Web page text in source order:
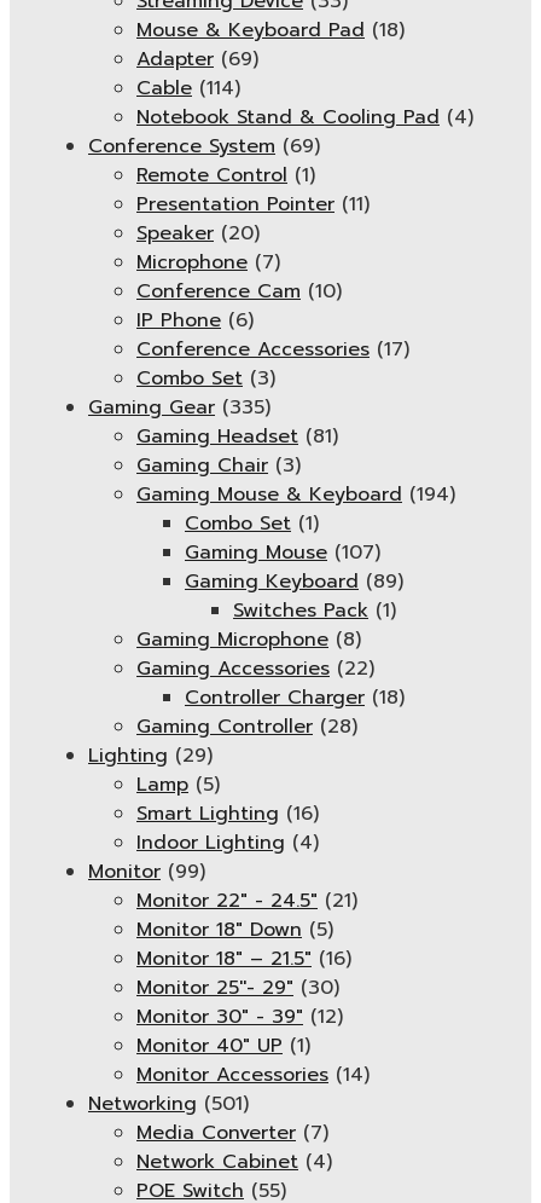
Mouse & Keyboard Pad (18)
Adapter (69)
Cable (114)
Notebook Stand & Cooling Pad (4)
Conference System (69)
Remote Control (1)
Presentation Pointer (11)
Speaker (20)
Microphone (7)
Conference Cam (10)
IP Phone (6)
Conference Accessories (17)
Combo Set (3)
Gaming Gear (335)
Gaming Headset (81)
Gaming Chair (3)
Gaming Mouse & Keyboard (194)
Combo Set (1)
Gaming Mouse (107)
Gaming Keyboard (89)
Switches Pack (1)
Gaming Microphone (8)
Gaming Accessories (22)
Controller Charger (18)
Gaming Controller (28)
Lighting (29)
Lamp (5)
Smart Lighting (16)
Indoor Lighting (4)
Monitor (99)
Monitor 22" - 24.5" (21)
Monitor 18" Down (5)
Monitor 18″ – 21.5″ (16)
Monitor 25''- 29" (30)
Monitor 30" - 39" (12)
Monitor 40" UP (1)
Monitor Accessories (14)
Networking (501)
Media Converter (7)
Network Cabinet (4)
POE Switch (55)